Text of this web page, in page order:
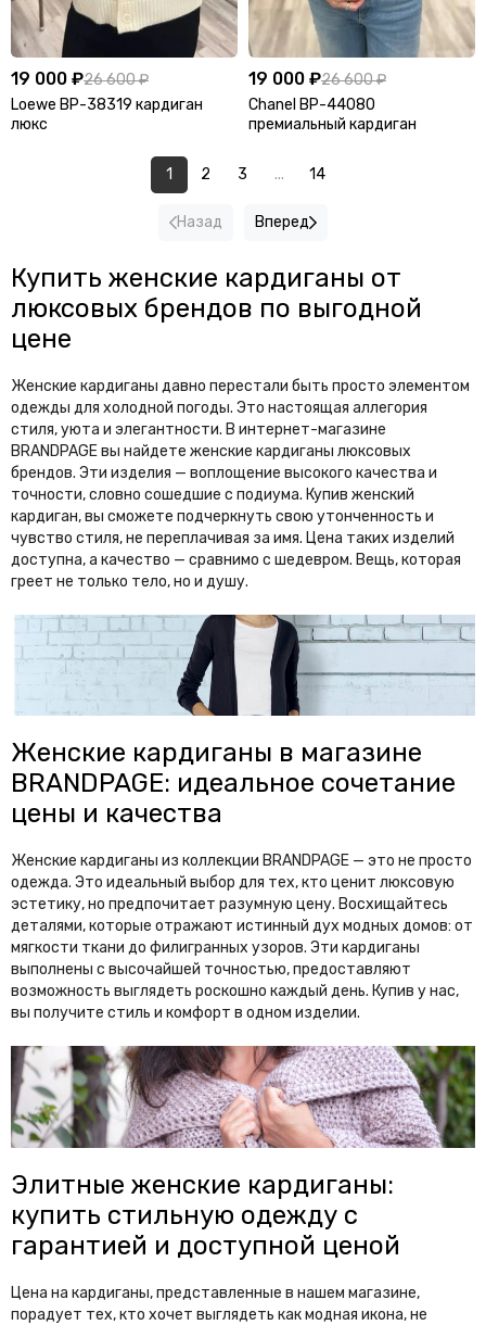
19 000 ₽26 600 ₽
Loewe BP-38319 кардиган
люкс
19 000 ₽26 600 ₽
Chanel BP-44080
премиальный кардиган
Назад
1 2 3 ... 14
Вперед
Купить женские кардиганы от
люксовых брендов по выгодной
цене
Женские кардиганы давно перестали быть просто элементом
одежды для холодной погоды. Это настоящая аллегория
стиля, уюта и элегантности. В интернет-магазине
BRANDPAGE вы найдете женские кардиганы люксовых
брендов. Эти изделия — воплощение высокого качества и
точности, словно сошедшие с подиума. Купив женский
кардиган, вы сможете подчеркнуть свою утонченность и
чувство стиля, не переплачивая за имя. Цена таких изделий
доступна, а качество — сравнимо с шедевром. Вещь, которая
греет не только тело, но и душу.
Женские кардиганы в магазине
BRANDPAGE: идеальное сочетание
цены и качества
Женские кардиганы из коллекции BRANDPAGE — это не просто
одежда. Это идеальный выбор для тех, кто ценит люксовую
эстетику, но предпочитает разумную цену. Восхищайтесь
деталями, которые отражают истинный дух модных домов: от
мягкости ткани до филигранных узоров. Эти кардиганы
выполнены с высочайшей точностью, предоставляют
возможность выглядеть роскошно каждый день. Купив у нас,
вы получите стиль и комфорт в одном изделии.
Элитные женские кардиганы:
купить стильную одежду с
гарантией и доступной ценой
Цена на кардиганы, представленные в нашем магазине,
порадует тех, кто хочет выглядеть как модная икона, не